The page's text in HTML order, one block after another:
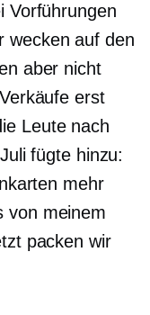
Vorführungen
wecken auf den
aber nicht
erst
Leute nach
fügte hinzu:
mehr
von meinem
packen wir